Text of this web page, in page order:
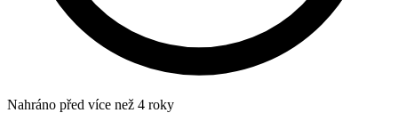
Nahráno před více než 4 roky